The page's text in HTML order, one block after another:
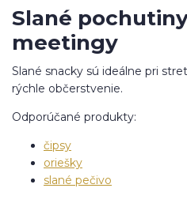
Slané
meetingy
Slané snacky sú ideálne pri
rýchle občerstvenie.
Odporúčané produkty:
čipsy
oriešky
slané pečivo